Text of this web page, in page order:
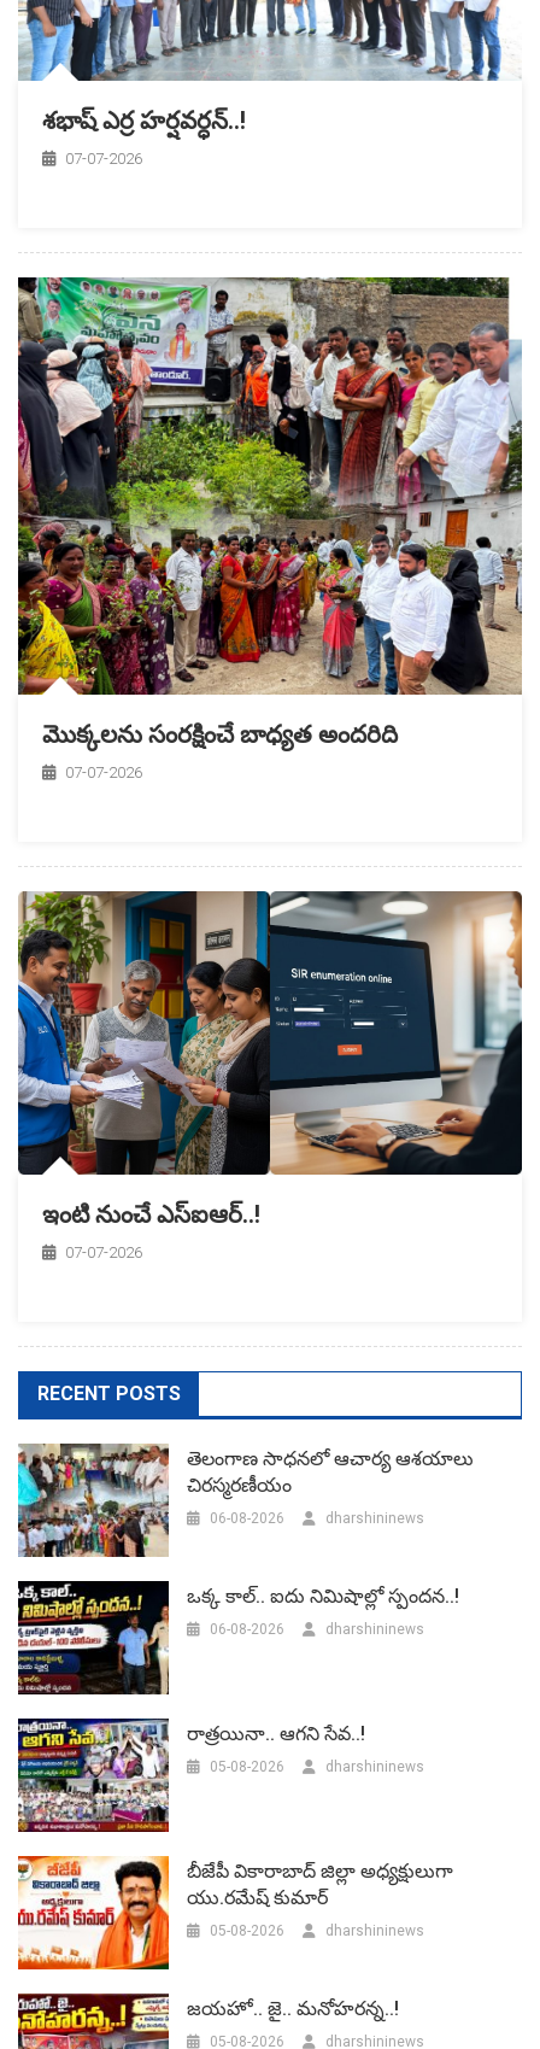
శభాష్ ఎర్ర హర్షవర్ధన్..!
07-07-2026
మొక్కలను సంరక్షించే బాధ్యత అందరిది
07-07-2026
ఇంటి నుంచే ఎస్‌ఐఆర్‌..!
07-07-2026
RECENT POSTS
తెలంగాణ సాధనలో ఆచార్య ఆశయాలు
చిరస్మరణీయం
06-08-2026 dharshininews
ఒక్క కాల్.. ఐదు నిమిషాల్లో స్పందన..!
06-08-2026 dharshininews
రాత్రయినా.. ఆగని సేవ..!
05-08-2026 dharshininews
బీజేపీ వికారాబాద్‌ జిల్లా అధ్యక్షులుగా
యు.రమేష్‌ కుమార్
05-08-2026 dharshininews
జయహో.. జై.. మనోహరన్న..!
05-08-2026 dharshininews